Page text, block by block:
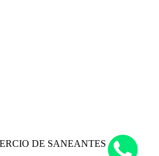
DE SANEANTES LTDA